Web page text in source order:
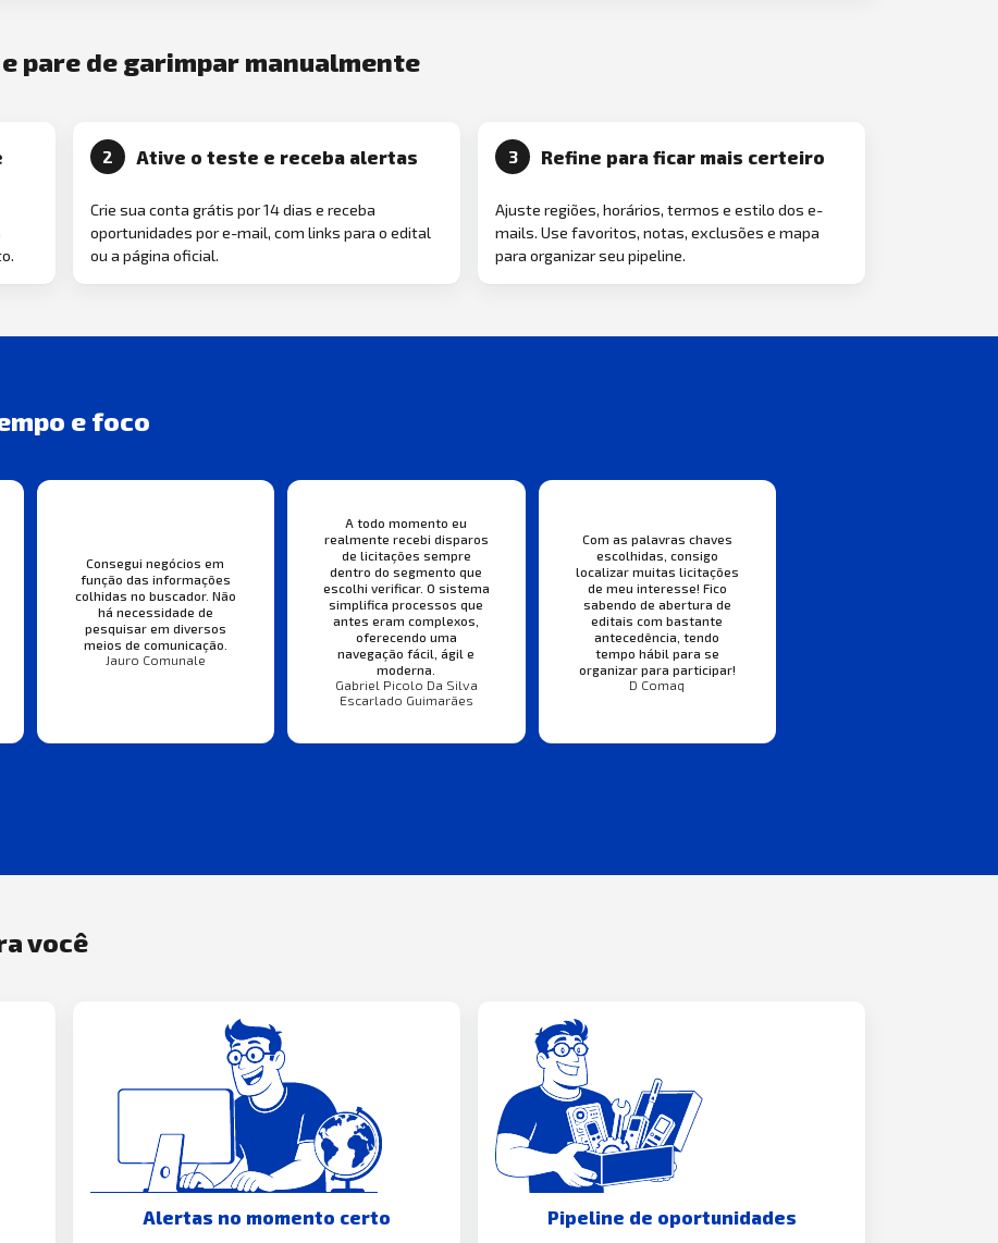
pare de garimpar manualmente
2 Ative o teste e receba alertas
Crie sua conta grátis por 14 dias e receba
oportunidades por e-mail, com links para o edital
ou a página oficial.
3 Refine para ficar mais certeiro
Ajuste regiões, horários, termos e estilo dos e-
mails. Use favoritos, notas, exclusões e mapa
para organizar seu pipeline.
e foco
Consegui negócios em
função das informações
colhidas no buscador. Não
há necessidade de
pesquisar em diversos
meios de comunicação.
Jauro Comunale
A todo momento eu
realmente recebi disparos
de licitações sempre
dentro do segmento que
escolhi verificar. O sistema
simplifica processos que
antes eram complexos,
oferecendo uma
navegação fácil, ágil e
moderna.
Gabriel Picolo Da Silva
Escarlado Guimarães
Com as palavras chaves
escolhidas, consigo
localizar muitas licitações
de meu interesse! Fico
sabendo de abertura de
editais com bastante
antecedência, tendo
tempo hábil para se
organizar para participar!
D Comaq
você
Alertas no momento certo Pipeline de oportunidades